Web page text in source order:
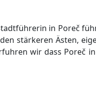
in Poreč
stärkeren Ästen,
wir dass Poreč